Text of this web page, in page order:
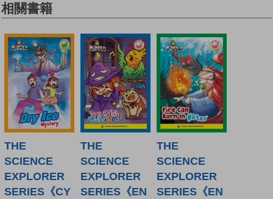
相關書籍
THE
SCIENCE
EXPLORER
SERIES《CY
THE
SCIENCE
EXPLORER
SERIES《EN
THE
SCIENCE
EXPLORER
SERIES《EN